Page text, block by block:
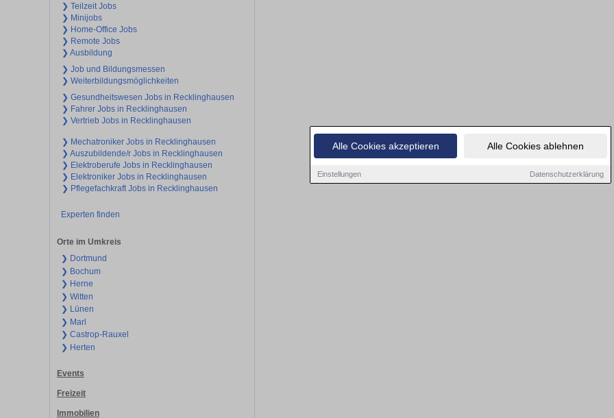
Alle Cookies akzeptieren Alle Cookies ablehnen
Einstellungen Datenschutzerklärung
❯ Teilzeit Jobs
❯ Minijobs
❯ Home-Office Jobs
❯ Remote Jobs
❯ Ausbildung
❯ Job und Bildungsmessen
❯ Weiterbildungsmöglichkeiten
❯ Gesundheitswesen Jobs in Recklinghausen
❯ Fahrer Jobs in Recklinghausen
❯ Vertrieb Jobs in Recklinghausen
❯ Mechatroniker Jobs in Recklinghausen
❯ Auszubildende/r Jobs in Recklinghausen
❯ Elektroberufe Jobs in Recklinghausen
❯ Elektroniker Jobs in Recklinghausen
❯ Pflegefachkraft Jobs in Recklinghausen
Experten finden
Orte im Umkreis
❯ Dortmund
❯ Bochum
❯ Herne
❯ Witten
❯ Lünen
❯ Marl
❯ Castrop-Rauxel
❯ Herten
Events
Freizeit
Immobilien